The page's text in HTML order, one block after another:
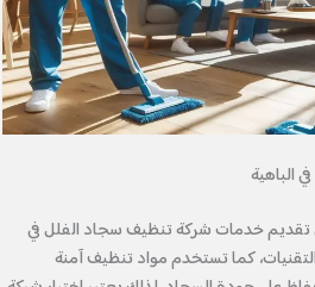
خدمات شركة تنظيف سجاد الفلل في
كما تستخدم مواد تنظيف آمنة